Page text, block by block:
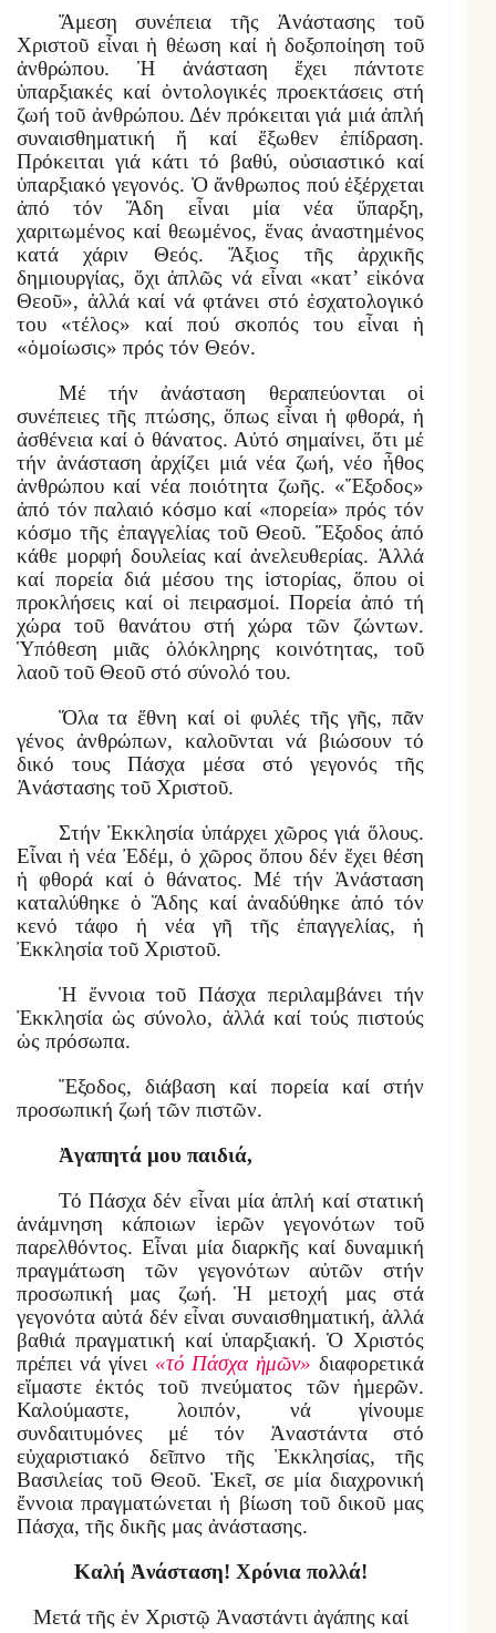
Ἄμεση συνέπεια τῆς Ἀνάστασης τοῦ
Χριστοῦ εἶναι ἡ θέωση καί ἡ δοξοποίηση τοῦ
ἀνθρώπου. Ἡ ἀνάσταση ἔχει πάντοτε
ὑπαρξιακές καί ὀντολογικές προεκτάσεις στή
ζωή τοῦ ἀνθρώπου. Δέν πρόκειται γιά μιά ἁπλή
συναισθηματική ἤ καί ἔξωθεν ἐπίδραση.
Πρόκειται γιά κάτι τό βαθύ, οὐσιαστικό καί
ὑπαρξιακό γεγονός. Ὁ ἄνθρωπος πού ἐξέρχεται
ἀπό τόν Ἅδη εἶναι μία νέα ὕπαρξη,
χαριτωμένος καί θεωμένος, ἕνας ἀναστημένος
κατά χάριν Θεός. Ἄξιος τῆς ἀρχικῆς
δημιουργίας, ὄχι ἁπλῶς νά εἶναι «κατ’ εἰκόνα
Θεοῦ», ἀλλά καί νά φτάνει στό ἐσχατολογικό
του «τέλος» καί πού σκοπός του εἶναι ἡ
«ὁμοίωσις» πρός τόν Θεόν.
Μέ τήν ἀνάσταση θεραπεύονται οἱ
συνέπειες τῆς πτώσης, ὅπως εἶναι ἡ φθορά, ἡ
ἀσθένεια καί ὁ θάνατος. Αὐτό σημαίνει, ὅτι μέ
τήν ἀνάσταση ἀρχίζει μιά νέα ζωή, νέο ἦθος
ἀνθρώπου καί νέα ποιότητα ζωῆς. «Ἔξοδος»
ἀπό τόν παλαιό κόσμο καί «πορεία» πρός τόν
κόσμο τῆς ἐπαγγελίας τοῦ Θεοῦ. Ἔξοδος ἀπό
κάθε μορφή δουλείας καί ἀνελευθερίας. Ἀλλά
καί πορεία διά μέσου της ἱστορίας, ὅπου οἱ
προκλήσεις καί οἱ πειρασμοί. Πορεία ἀπό τή
χώρα τοῦ θανάτου στή χώρα τῶν ζώντων.
Ὑπόθεση μιᾶς ὁλόκληρης κοινότητας, τοῦ
λαοῦ τοῦ Θεοῦ στό σύνολό του.
Ὅλα τα ἔθνη καί οἱ φυλές τῆς γῆς, πᾶν
γένος ἀνθρώπων, καλοῦνται νά βιώσουν τό
δικό τους Πάσχα μέσα στό γεγονός τῆς
Ἀνάστασης τοῦ Χριστοῦ.
Στήν Ἐκκλησία ὑπάρχει χῶρος γιά ὅλους.
Εἶναι ἡ νέα Ἐδέμ, ὁ χῶρος ὅπου δέν ἔχει θέση
ἡ φθορά καί ὁ θάνατος. Μέ τήν Ἀνάσταση
καταλύθηκε ὁ Ἅδης καί ἀναδύθηκε ἀπό τόν
κενό τάφο ἡ νέα γῆ τῆς ἐπαγγελίας, ἡ
Ἐκκλησία τοῦ Χριστοῦ.
Ἡ ἔννοια τοῦ Πάσχα περιλαμβάνει τήν
Ἐκκλησία ὡς σύνολο, ἀλλά καί τούς πιστούς
ὡς πρόσωπα.
Ἔξοδος, διάβαση καί πορεία καί στήν
προσωπική ζωή τῶν πιστῶν.
Ἀγαπητά μου παιδιά,
Τό Πάσχα δέν εἶναι μία ἁπλή καί στατική
ἀνάμνηση κάποιων ἱερῶν γεγονότων τοῦ
παρελθόντος. Εἶναι μία διαρκῆς καί δυναμική
πραγμάτωση τῶν γεγονότων αὐτῶν στήν
προσωπική μας ζωή. Ἡ μετοχή μας στά
γεγονότα αὐτά δέν εἶναι συναισθηματική, ἀλλά
βαθιά πραγματική καί ὑπαρξιακή. Ὁ Χριστός
πρέπει νά γίνει «τό Πάσχα ἡμῶν» διαφορετικά
εἴμαστε ἐκτός τοῦ πνεύματος τῶν ἡμερῶν.
Καλούμαστε, λοιπόν, νά γίνουμε
συνδαιτυμόνες μέ τόν Ἀναστάντα στό
εὐχαριστιακό δεῖπνο τῆς Ἐκκλησίας, τῆς
Βασιλείας τοῦ Θεοῦ. Ἐκεῖ, σε μία διαχρονική
ἔννοια πραγματώνεται ἡ βίωση τοῦ δικοῦ μας
Πάσχα, τῆς δικῆς μας ἀνάστασης.
Καλή Ἀνάσταση! Χρόνια πολλά!
Μετά τῆς ἐν Χριστῷ Ἀναστάντι ἀγάπης καί